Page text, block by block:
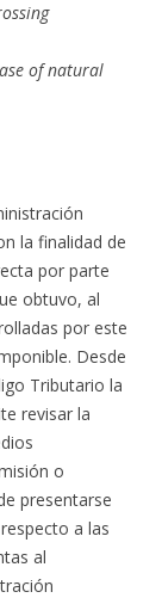
of natural
la finalidad de
por parte
obtuvo, al
por este
Desde
Tributario la
revisar la
o
presentarse
a las
al